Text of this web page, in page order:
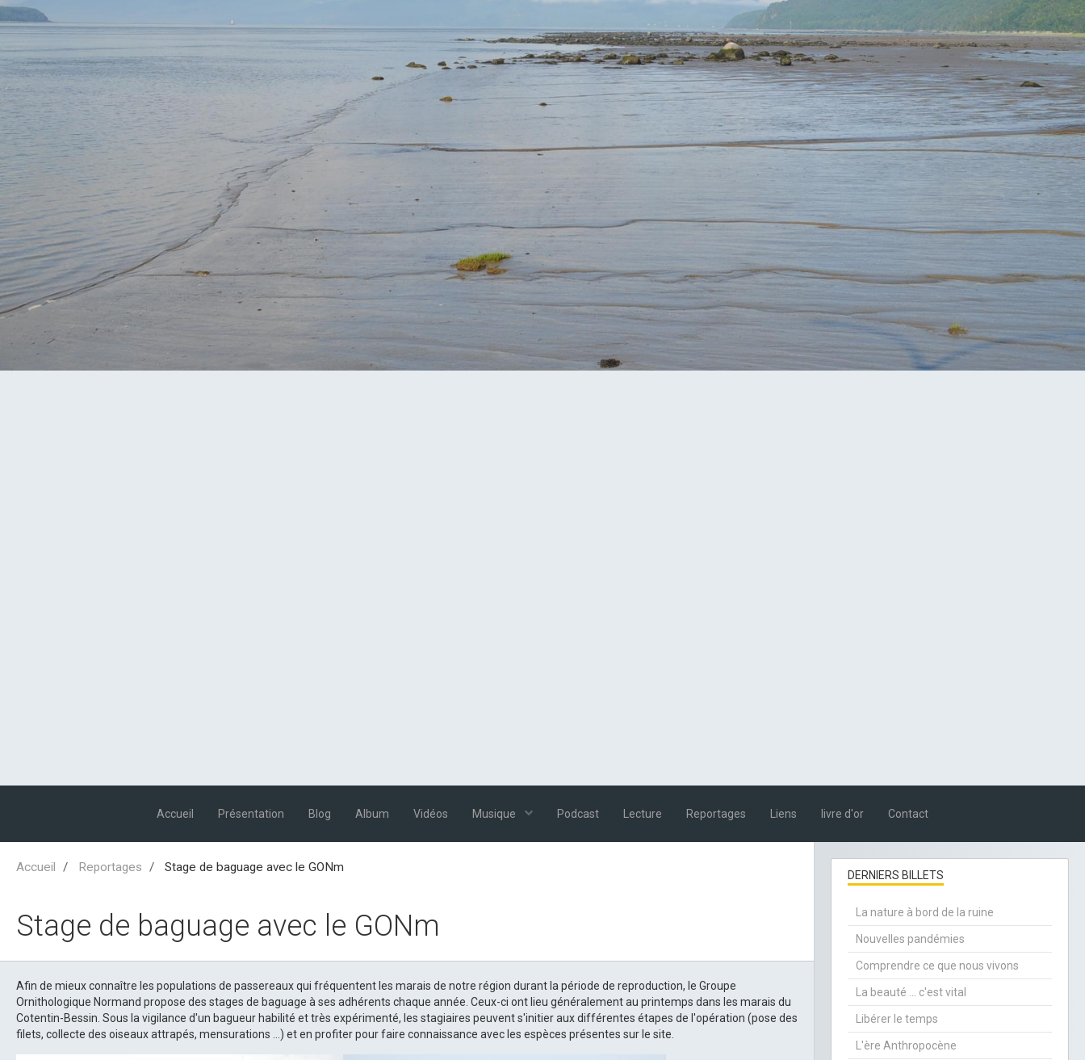
Accueil Présentation Blog Album Vidéos Musique Podcast Lecture Reportages Liens livre d'or Contact
Accueil Reportages Stage de baguage avec le GONm
Stage de baguage avec le GONm
Afin de mieux connaître les populations de passereaux qui fréquentent les marais de notre région durant la période de reproduction, le Groupe
Ornithologique Normand propose des stages de baguage à ses adhérents chaque année. Ceux-ci ont lieu généralement au printemps dans les marais du
Cotentin-Bessin. Sous la vigilance d'un bagueur habilité et très expérimenté, les stagiaires peuvent s'initier aux différentes étapes de l'opération (pose des
filets, collecte des oiseaux attrapés, mensurations ...) et en profiter pour faire connaissance avec les espèces présentes sur le site.
DERNIERS BILLETS
La nature à bord de la ruine
Nouvelles pandémies
Comprendre ce que nous vivons
La beauté ... c'est vital
Libérer le temps
L'ère Anthropocène